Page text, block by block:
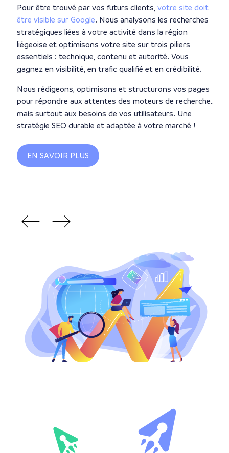
Pour être trouvé par vos futurs clients, votre site doit
être visible sur Google. Nous analysons les recherches
stratégiques liées à votre activité dans la région
liégeoise et optimisons votre site sur trois piliers
essentiels : technique, contenu et autorité. Vous
gagnez en visibilité, en trafic qualifié et en crédibilité.
Nous rédigeons, optimisons et structurons vos pages
pour répondre aux attentes des moteurs de recherche…
mais surtout aux besoins de vos utilisateurs. Une
stratégie SEO durable et adaptée à votre marché !
EN SAVOIR PLUS